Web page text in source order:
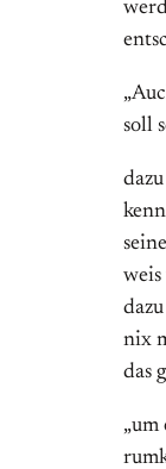
soll
nix
das